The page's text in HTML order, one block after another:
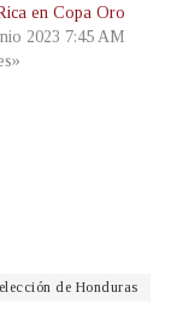
en Copa Oro
2023 7:45 AM
de Honduras